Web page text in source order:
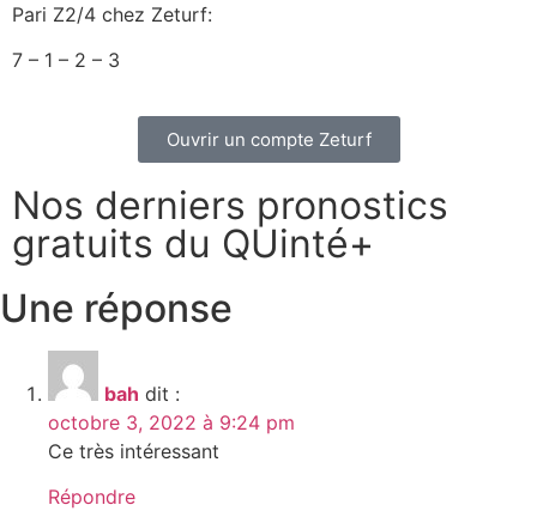
Pari Z2/4 chez Zeturf:
7 – 1 – 2 – 3
Ouvrir un compte Zeturf
Nos derniers pronostics
gratuits du QUinté+
Une réponse
bah dit :
octobre 3, 2022 à 9:24 pm
Ce très intéressant
Répondre